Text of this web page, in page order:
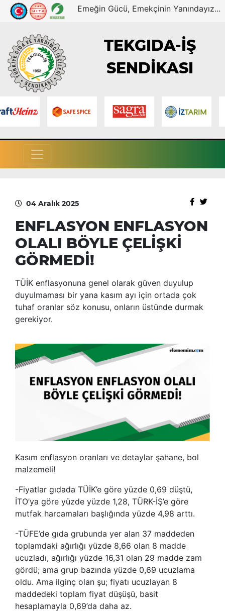
Emeğin Gücü, Emekçinin Yanındayız...
TEKGIDA-İŞ
SENDİKASI
04 Aralık 2025
ENFLASYON ENFLASYON
OLALI BÖYLE ÇELİŞKİ
GÖRMEDİ!
TÜİK enflasyonuna genel olarak güven duyulup
duyulmaması bir yana kasım ayı için ortada çok
tuhaf oranlar söz konusu, onların üstünde durmak
gerekiyor.
Kasım enflasyon oranları ve detaylar şahane, bol
malzemeli!
-Fiyatlar gıdada TÜİK’e göre yüzde 0,69 düştü,
İTO’ya göre yüzde yüzde 1,28, TÜRK-İŞ’e göre
mutfak harcamaları başlığında yüzde 4,98 arttı.
-TÜFE’de gıda grubunda yer alan 37 maddeden
toplamdaki ağırlığı yüzde 8,66 olan 8 madde
ucuzladı, ağırlığı yüzde 16,31 olan 29 madde zam
gördü; ama grup bazında yüzde 0,69 ucuzlama
oldu. Ama ilginç olan şu; fiyatı ucuzlayan 8
maddedeki toplam fiyat düşüşü, basit
hesaplamayla 0,69’da daha az.